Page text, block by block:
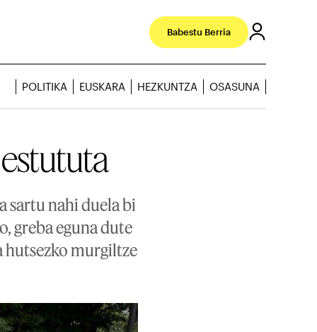
Babestu Berria
POLITIKA EUSKARA HEZKUNTZA OSASUNA
sartu nahi duela bi
greba eguna dute
hutsezko murgiltze